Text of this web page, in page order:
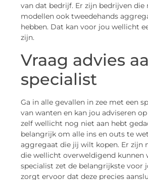
van dat bedrijf. Er zijn bedrijven die
modellen ook tweedehands
hebben. Dat kan voor jou wellicht
zijn.
Vraag advies
specialist
Ga in alle gevallen in zee met een
van wanten en kan jou adviseren
zelf wellicht nog niet aan hebt
belangrijk om alle ins en outs te
aggregaat die jij wilt kopen. Er zijn
die wellicht overweldigend kunnen
specialist zet de belangrijkste voor
zorgt ervoor dat deze precies